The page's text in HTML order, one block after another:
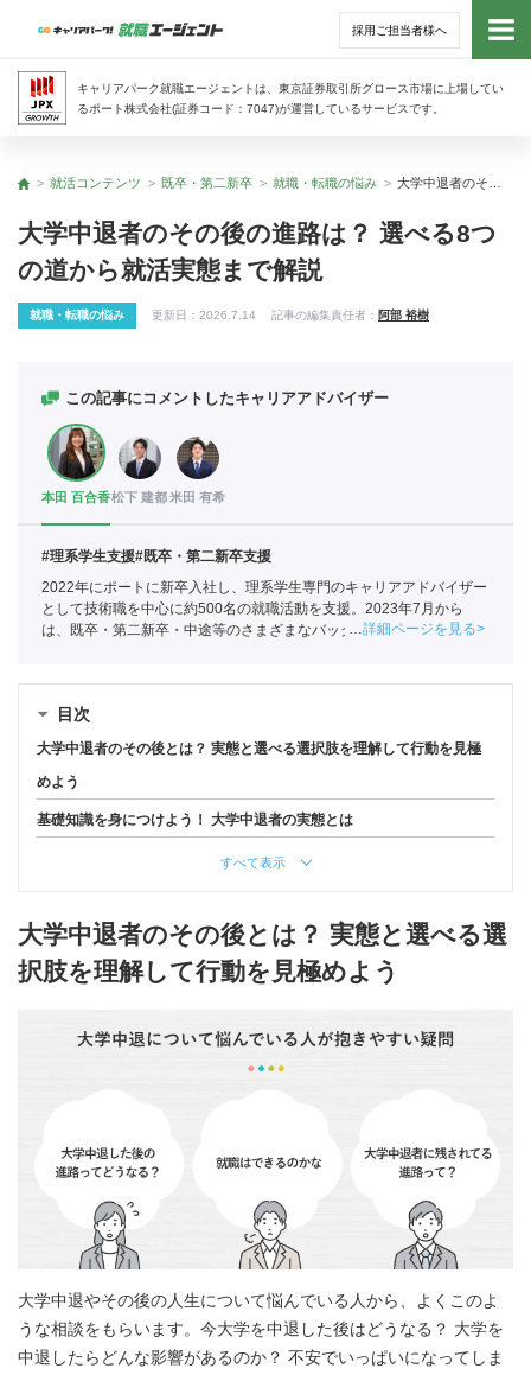
採用ご担当者様へ
キャリアパーク就職エージェントは、東京証券取引所グロース市場に上場してい
るポート株式会社(証券コード：7047)が運営しているサービスです。
トッ
トップ
就活コンテンツ 既卒・第二新卒 就職・転職の悩み
大学中退者のその後の進路は？ 選べる8つ
の道から就活実態まで解説
就職・転職の悩み 更新日： 2026.7.14 記事の編集責任者： 阿部 裕樹
この記事にコメントしたキャリアアドバイザー
本田 百合香松下 建都米田 有希
#理系学生支援#既卒・第二新卒支援
2022年にポートに新卒入社し、理系学生専門のキャリアアドバイザー
として技術職を中心に約500名の就職活動を支援。2023年7月から
は、既卒・第二新卒・中途等のさまざまなバックグラウンドを持つ
詳細ページを見る
目次
大学中退者のその後とは？ 実態と選べる選択肢を理解して行動を見極
めよう
基礎知識を身につけよう！ 大学中退者の実態とは
すべて表示
大学中退者のその後とは？ 実態と選べる選
択肢を理解して行動を見極めよう
大学中退やその後の人生について悩んでいる人から、よくこのよ
うな相談をもらいます。今大学を中退した後はどうなる？ 大学を
中退したらどんな影響があるのか？ 不安でいっぱいになってしま